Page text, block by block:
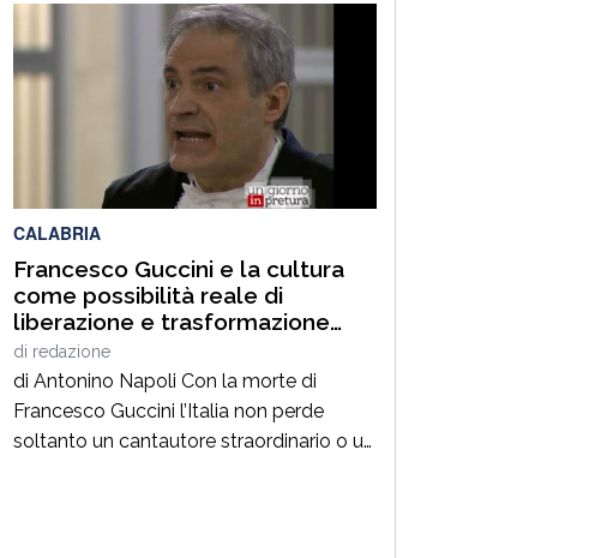
giornalista Pasquale Motta, che fino al 19
agosto porterà a Camigliatello Silano
alcuni tra i più autorevoli protagonisti del
panorama culturale e istituzionale
italiano. Nella splendida cornice di Piazza
CALABRIA
Francesco Guccini e la cultura
come possibilità reale di
liberazione e trasformazione
sociale
di redazione
di Antonino Napoli Con la morte di
Francesco Guccini l’Italia non perde
soltanto un cantautore straordinario o un